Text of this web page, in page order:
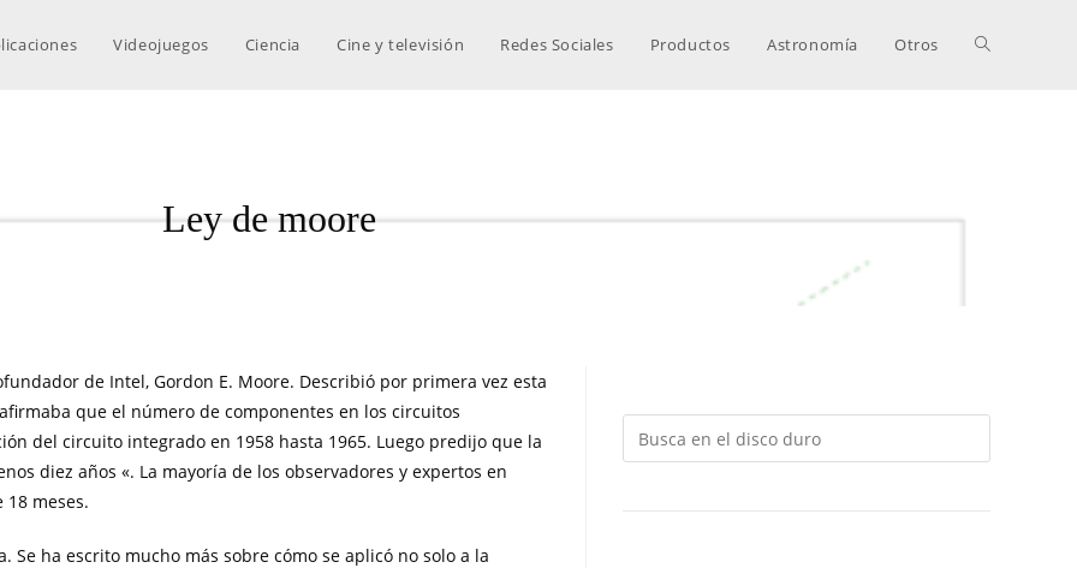
Videojuegos Ciencia Cine y televisión Redes Sociales Productos Astronomía Otros
Ley de moore
de Intel, Gordon E. Moore. Describió por primera vez esta
que el número de componentes en los circuitos
del circuito integrado en 1958 hasta 1965. Luego predijo que la
diez años «. La mayoría de los observadores y expertos en
meses.
Se ha escrito mucho más sobre cómo se aplicó no solo a la